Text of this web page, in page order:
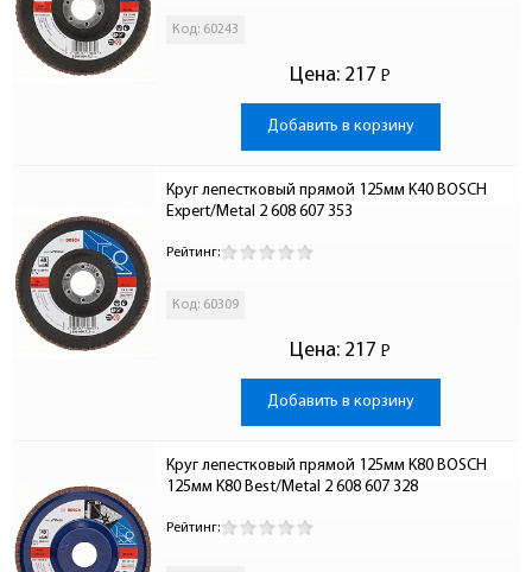
Код: 60243
Цена: 217 Р
-
Добавить в корзину
Круг лепестковый прямой 125мм K40 BOSCH
Expert/Metal 2 608 607 353
Рейтинг:
Код: 60309
Цена: 217 Р
-
Добавить в корзину
Круг лепестковый прямой 125мм K80 BOSCH
125мм K80 Best/Metal 2 608 607 328
Рейтинг: